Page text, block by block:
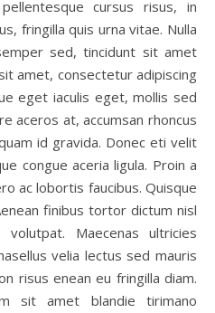
cursus risus, in
fringilla quis urna vitae. Nulla
sed, tincidunt sit amet
amet, consectetur adipiscing
eget iaculis eget, mollis sed
aceros at, accumsan rhoncus
id gravida. Donec eti velit
congue aceria ligula. Proin a
ac lobortis faucibus. Quisque
finibus tortor dictum nisl
Maecenas ultricies
velia lectus sed mauris
risus enean eu fringilla diam.
sit amet blandie tirimano